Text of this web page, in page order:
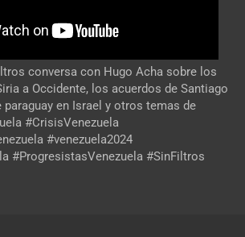
conversa con Hugo Acha sobre los
a Occidente, los acuerdos de Santiago
paraguay en Israel y otros temas de
#CrisisVenezuela
#venezuela2024
#ProgresistasVenezuela #SinFiltros